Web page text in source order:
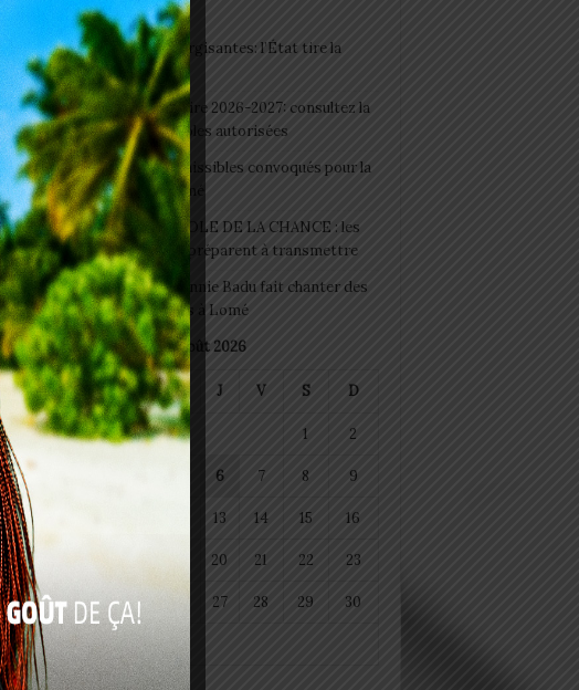
Articles récents
Togo/ Boissons énergisantes: l’État tire la
sonnette d’alarme
Togo/ Rentrée scolaire 2026-2027: consultez la
liste officielle des écoles autorisées
ESSAL 2026 : les admissibles convoqués pour la
visite médicale à Lomé
SWEDD+ Togo / ECOLE DE LA CHANCE : les
maitres-artisans se préparent à transmettre
Glory Night 2026: Sonnie Badu fait chanter des
milliers de personnes à Lomé
août 2026
L M M J V S D
1 2
6 7 8 9
13 14 15 16
20 21 22 23
24 25 27 28 29 30
31
« Juil